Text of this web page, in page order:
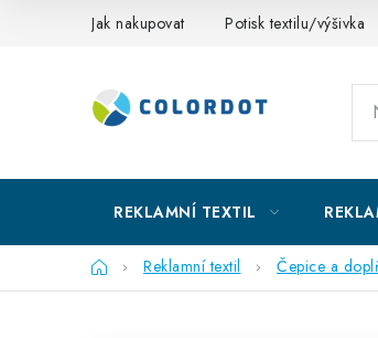
Jak nakupovat Potisk textilu/výšivka
REKLAMNÍ TEXTIL
DomůReklamní textil Čepice a